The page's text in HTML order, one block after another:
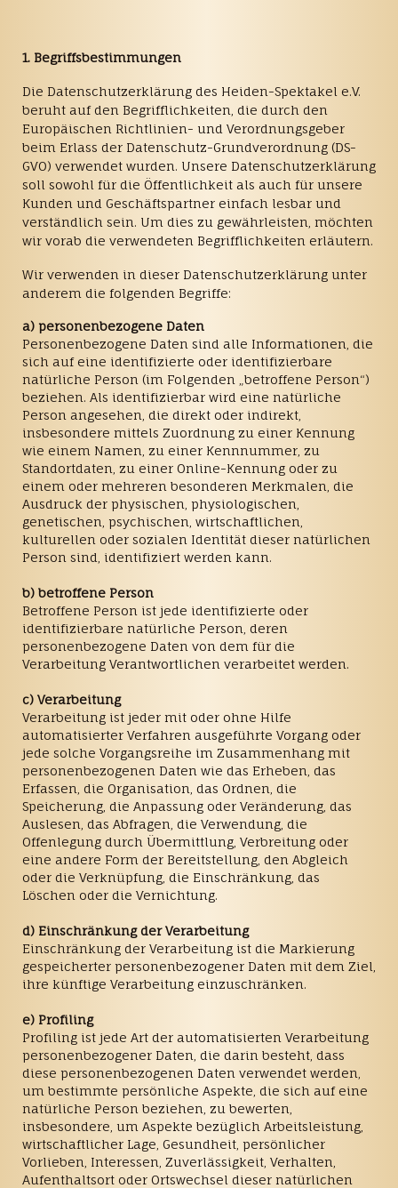
1. Begriffsbestimmungen
Die Datenschutzerklärung des Heiden-Spektakel e.V.
beruht auf den Begrifflichkeiten, die durch den
Europäischen Richtlinien- und Verordnungsgeber
beim Erlass der Datenschutz-Grundverordnung (DS-
GVO) verwendet wurden. Unsere Datenschutzerklärung
soll sowohl für die Öffentlichkeit als auch für unsere
Kunden und Geschäftspartner einfach lesbar und
verständlich sein. Um dies zu gewährleisten, möchten
wir vorab die verwendeten Begrifflichkeiten erläutern.
Wir verwenden in dieser Datenschutzerklärung unter
anderem die folgenden Begriffe:
a) personenbezogene Daten
Personenbezogene Daten sind alle Informationen, die
sich auf eine identifizierte oder identifizierbare
natürliche Person (im Folgenden „betroffene Person“)
beziehen. Als identifizierbar wird eine natürliche
Person angesehen, die direkt oder indirekt,
insbesondere mittels Zuordnung zu einer Kennung
wie einem Namen, zu einer Kennnummer, zu
Standortdaten, zu einer Online-Kennung oder zu
einem oder mehreren besonderen Merkmalen, die
Ausdruck der physischen, physiologischen,
genetischen, psychischen, wirtschaftlichen,
kulturellen oder sozialen Identität dieser natürlichen
Person sind, identifiziert werden kann.
b) betroffene Person
Betroffene Person ist jede identifizierte oder
identifizierbare natürliche Person, deren
personenbezogene Daten von dem für die
Verarbeitung Verantwortlichen verarbeitet werden.
c) Verarbeitung
Verarbeitung ist jeder mit oder ohne Hilfe
automatisierter Verfahren ausgeführte Vorgang oder
jede solche Vorgangsreihe im Zusammenhang mit
personenbezogenen Daten wie das Erheben, das
Erfassen, die Organisation, das Ordnen, die
Speicherung, die Anpassung oder Veränderung, das
Auslesen, das Abfragen, die Verwendung, die
Offenlegung durch Übermittlung, Verbreitung oder
eine andere Form der Bereitstellung, den Abgleich
oder die Verknüpfung, die Einschränkung, das
Löschen oder die Vernichtung.
d) Einschränkung der Verarbeitung
Einschränkung der Verarbeitung ist die Markierung
gespeicherter personenbezogener Daten mit dem Ziel,
ihre künftige Verarbeitung einzuschränken.
e) Profiling
Profiling ist jede Art der automatisierten Verarbeitung
personenbezogener Daten, die darin besteht, dass
diese personenbezogenen Daten verwendet werden,
um bestimmte persönliche Aspekte, die sich auf eine
natürliche Person beziehen, zu bewerten,
insbesondere, um Aspekte bezüglich Arbeitsleistung,
wirtschaftlicher Lage, Gesundheit, persönlicher
Vorlieben, Interessen, Zuverlässigkeit, Verhalten,
Aufenthaltsort oder Ortswechsel dieser natürlichen